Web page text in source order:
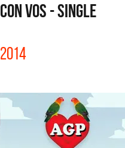
CON VOS - SINGLE
2014